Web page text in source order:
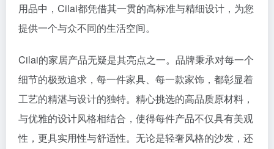
用品中，Cilai都凭借其一贯的高标准与精细设计，为您
提供一个与众不同的生活空间。
Cilai的家居产品无疑是其亮点之一。品牌秉承对每一个
细节的极致追求，每一件家具、每一款家饰，都彰显着
工艺的精湛与设计的独特。精心挑选的高品质原材料，
与优雅的设计风格相结合，使得每件产品不仅具有美观
性，更具实用性与舒适性。无论是轻奢风格的沙发，还